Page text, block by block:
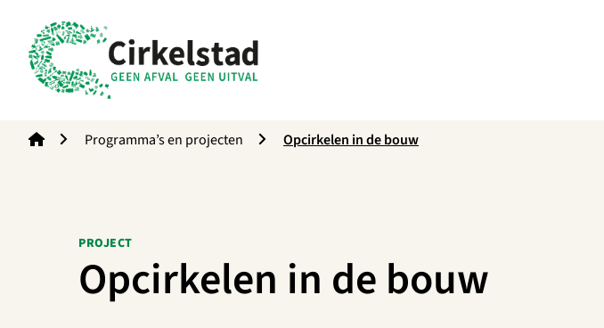
Programma’s en projecten Opcirkelen in de bouw
Opcirkelen in de bouw
PROJECT